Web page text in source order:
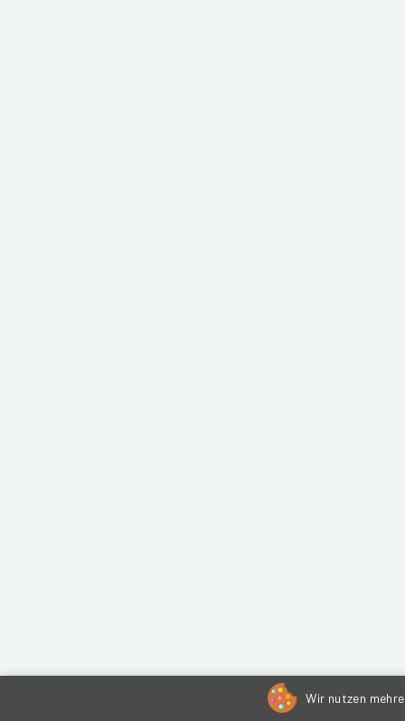
Wir nutzen